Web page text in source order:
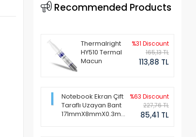
Recommended Products
Thermalright
HY510 Termal
Macun
%31 Discount
165,13 TL
113,88 TL
Notebook Ekran Çift
Taraflı Uzayan Bant
171mmX8mmX0.3mm
%63 Discount
227,76 TL
85,41 TL